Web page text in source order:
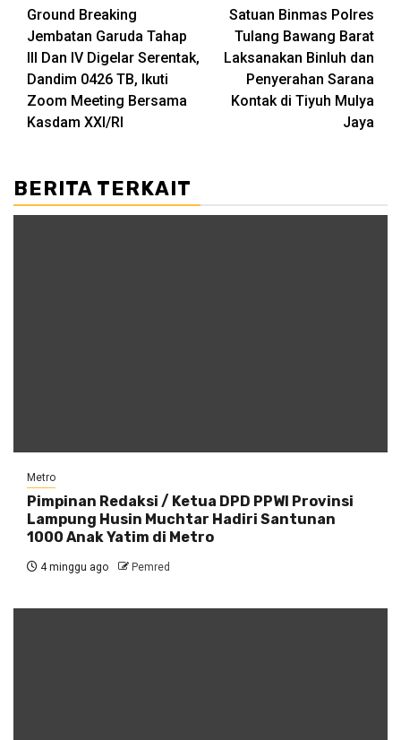
navigation
Ground Breaking
Jembatan Garuda Tahap
III Dan IV Digelar Serentak,
Dandim 0426 TB, Ikuti
Zoom Meeting Bersama
Kasdam XXl/RI
Satuan Binmas Polres
Tulang Bawang Barat
Laksanakan Binluh dan
Penyerahan Sarana
Kontak di Tiyuh Mulya
Jaya
BERITA TERKAIT
Metro
Pimpinan Redaksi / Ketua DPD PPWI Provinsi
Lampung Husin Muchtar Hadiri Santunan
1000 Anak Yatim di Metro
4 minggu ago Pemred